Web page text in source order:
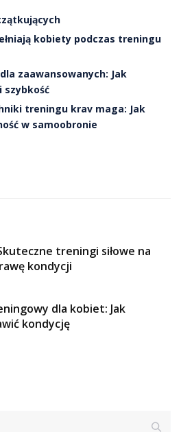
kobiety podczas treningu
zaawansowanych: Jak
szybkość
treningu krav maga: Jak
w samoobronie
treningi siłowe na
kondycji
dla kobiet: Jak
kondycję